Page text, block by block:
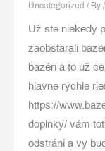
Uncategorized / By /
Už ste niekedy
zaobstarali
bazén a to už
hlavne rýchle
https://
doplnky/ vám
odstráni a vy